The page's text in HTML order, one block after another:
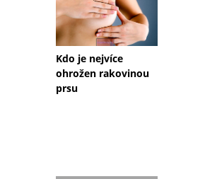
Kdo je nejvíce
ohrožen rakovinou
prsu